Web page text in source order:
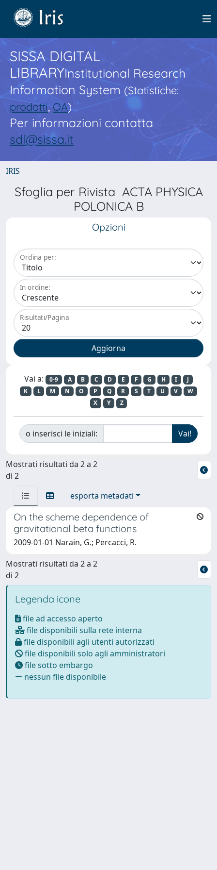
SISSA DIGITAL
LIBRARYInstitutional Research
Information System(Statistiche:
prodotti,OA)
Per informazioni contatta
sdl@sissa.it
IRIS
Sfoglia per Rivista ACTA PHYSICA
POLONICA B
Opzioni
Ordina per:
In ordine:
Risultati/Pagina
Vai a: 0-9 A B C D E F G H I
J
K
L M N O P Q R S T U V
W
X
Y Z
o inserisci le iniziali:
Mostrati risultati da 2 a 2
di 2
esporta metadati
On the scheme dependence of
gravitational beta functions
2009-01-01 Narain, G.; Percacci, R.
Mostrati risultati da 2 a 2
di 2
Legenda icone
file ad accesso aperto
file disponibili sulla rete interna
file disponibili agli utenti autorizzati
file disponibili solo agli amministratori
file sotto embargo
nessun file disponibile